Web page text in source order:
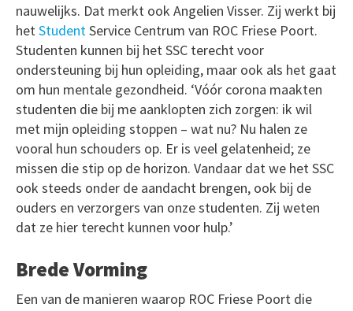
nauwelijks. Dat merkt ook Angelien Visser. Zij werkt bij
hetStudentService Centrum van ROC Friese Poort.
Studenten kunnen bij het SSC terecht voor
ondersteuning bij hun opleiding, maar ook als het gaat
om hun mentale gezondheid. ‘Vóór corona maakten
studenten die bij me aanklopten zich zorgen: ik wil
met mijn opleiding stoppen – wat nu? Nu halen ze
vooral hun schouders op. Er is veel gelatenheid; ze
missen die stip op de horizon. Vandaar dat we het SSC
ook steeds onder de aandacht brengen, ook bij de
ouders en verzorgers van onze studenten. Zij weten
dat ze hier terecht kunnen voor hulp.’
Brede Vorming
Een van de manieren waarop ROC Friese Poort die